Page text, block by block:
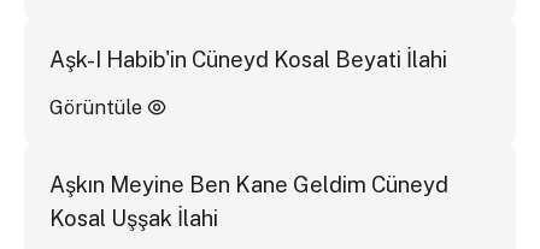
Aşk-I Habib'in Cüneyd Kosal Beyati İlahi
Görüntüle
Aşkın Meyine Ben Kane Geldim Cüneyd
Kosal Uşşak İlahi